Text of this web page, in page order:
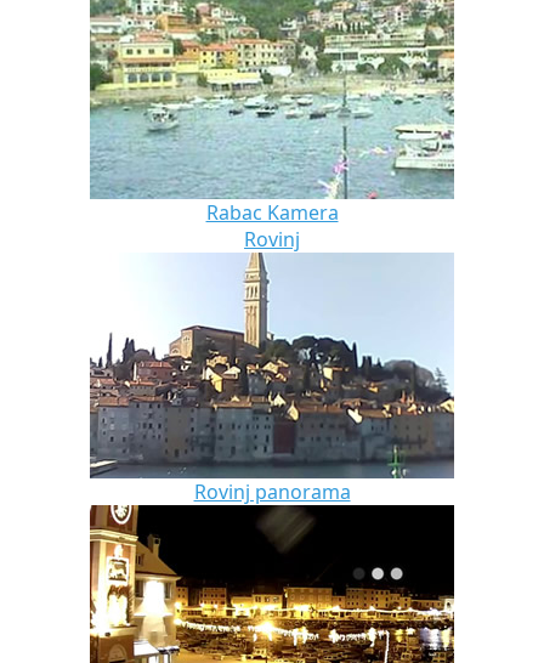
Rabac Kamera
Rovinj
Rovinj panorama